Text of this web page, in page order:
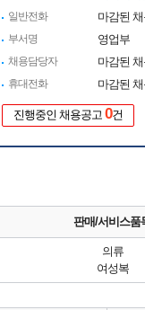
일반전화 마감된
부서명 영업부
채용담당자 마감된
휴대전화 마감된
진행중인 채용공고 0건
판매/서비스품
의류
여성복